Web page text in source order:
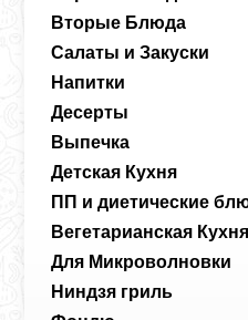
Вторые Блюда
Салаты и Закуски
Напитки
Десерты
Выпечка
Детская Кухня
ПП и диетические
Вегетарианская Кухня
Для Микроволновки
Ниндзя гриль